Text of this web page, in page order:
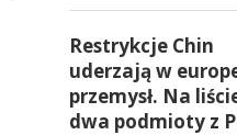
Restrykcje Chin
uderzają w
przemysł. Na
dwa podmioty z